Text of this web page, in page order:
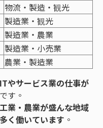
物流・製造・観光
製造業・観光
製造業・農業
製造業・小売業
農業・製造業
やサービス業の仕事が
です。
工業・農業が盛んな地域
く働いています 。